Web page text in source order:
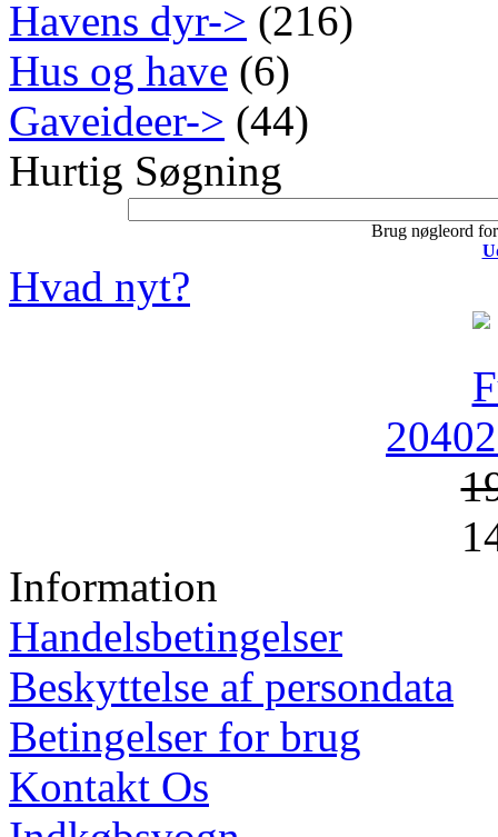
Havens dyr-> (216)
Hus og have (6)
Gaveideer-> (44)
Hurtig Søgning
Brug nøgleord
Hvad nyt?
Information
Handelsbetingelser
Beskyttelse af persondata
Betingelser for brug
Kontakt Os